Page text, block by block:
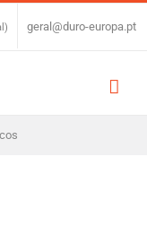
geral@duro-europa.pt